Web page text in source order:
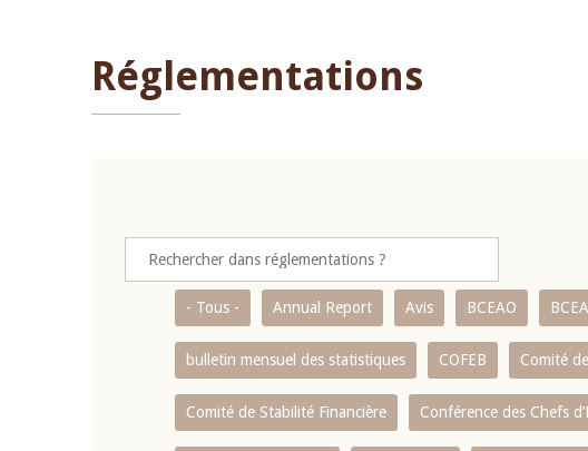
Réglementations
- Tous - Annual Report Avis BCEAO
bulletin mensuel des statistiques COFEB Comité
Comité de Stabilité Financière Conférence des Chefs